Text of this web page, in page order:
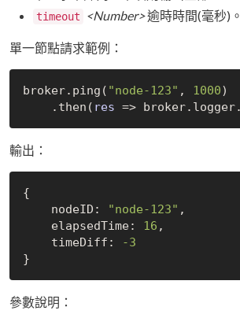
timeout <Number>逾時時間(毫秒)。
單一節點請求範例：
broker.ping( "node-123" , 1000)
    .then(
res =>
輸出：
{
    nodeID:
"node-123" ,
    elapsedTime:
16 ,
    timeDiff:
-3
參數說明：